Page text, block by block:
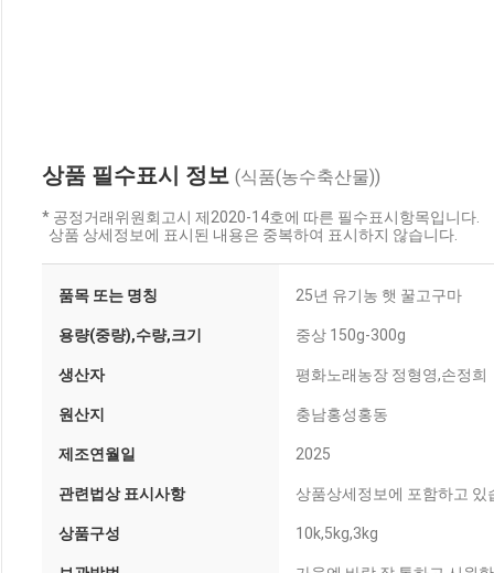
상품 필수표시 정보 (식품(농수축산물))
* 공정거래위원회고시 제2020-14호에 따른 필수표시항목입니다.
상품 상세정보에 표시된 내용은 중복하여 표시하지 않습니다.
품목 또는 명칭 25년 유기농 햇 꿀고구마
용량(중량),수량,크기 중상 150g-300g
생산자 평화노래농장 정형영,손정희
원산지 충남홍성홍동
제조연월일 2025
관련법상 표시사항 상품상세정보에 포함하고 있
상품구성 10k,5kg,3kg